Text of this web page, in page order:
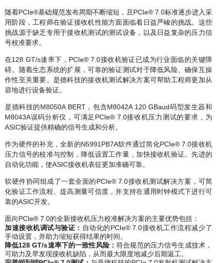
随着PCIe®基础规范发布周期不断缩短，且PCIe® 7.0标准逐步进入采
用阶段，工程师在验证接收机性能方面面临着日益严峻的挑战。这些
挑战源于缺乏专用于接收机测试的测试设备，以及日益复杂的压力信
号校准要求。
在128 GT/s速率下，PCIe® 7.0接收机验证已成为行业面临的关键障
碍。随着生态系统的扩展，可靠的验证测试对于降低风险、确保互操
作性至关重要。是德科技的接收机测试解决方案可帮助工程师更加从
容地进行设备验证。
是德科技的M8050A BERT，包含M8042A 120 GBaud码型发生器和
M8043A误码分析仪，可满足PCIe® 7.0接收机压力测试的要求，为
ASIC验证提供精确的信号生成和分析。
作为硬件的补充，全新的N5991PB7A软件通过简化PCIe® 7.0接收机
压力信号的校准与控制，降低设置工作量，加快接收机验证。先进的
自动化功能，使ASIC接收机表征更加准确可靠。
软硬件协同组成了一套全面的PCIe® 7.0接收机测试解决方案，可简
化验证工作流程、提高测量可信度，并支持在通用时钟模式下进行可
靠的ASIC开发。
面向PCIe® 7.0的全新接收机压力校准解决方案的主要优势包括：
加速接收机调试与验证： 自动化的PCIe® 7.0接收机工作流程减少了
手动设置，并助力缩短获得结果的时间。
降低128 GT/s速率下的一致性风险：符合规范的压力信号生成技术，
可助力及早发现接收机缺陷，从而最大限度地减少后期返工。